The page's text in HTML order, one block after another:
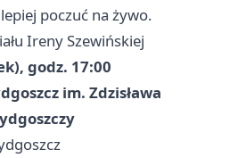
poczuć na żywo.
Ireny Szewińskiej
godz. 17:00
im. Zdzisława